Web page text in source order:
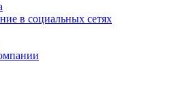
в социальных сетях